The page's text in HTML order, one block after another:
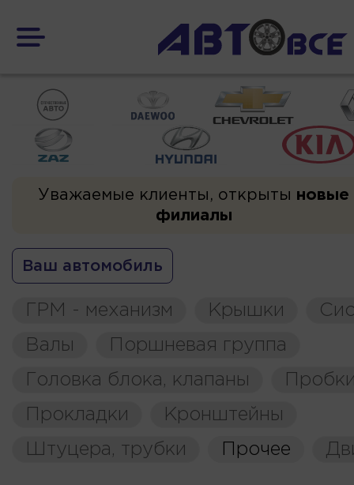
Уважаемые клиенты, открыты новые
филиалы
Ваш автомобиль
ГРМ - механизм Крышки
Валы
Поршневая группа
Головка блока, клапаны
Прокладки
Кронштейны
Штуцера, трубки
Прочее